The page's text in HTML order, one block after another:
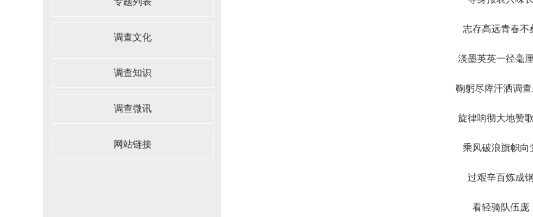
调查文化
调查知识
调查微讯
网站链接
志存高远青春不
淡墨英英一径毫
鞠躬尽瘁汗洒调
旋律响彻大地赞
乘风破浪旗帜向
过艰辛百炼成钢
看轻骑队伍庞